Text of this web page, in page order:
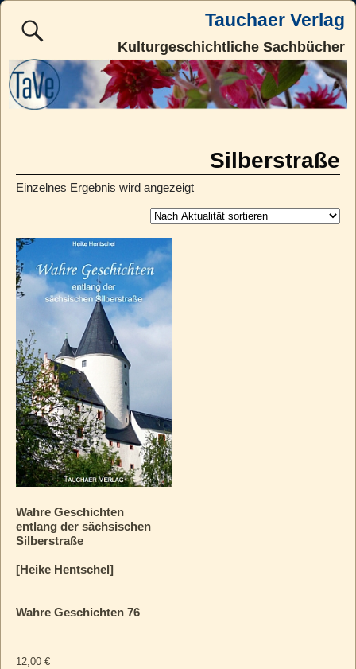
Tauchaer Verlag
Kulturgeschichtliche Sachbücher
Silberstraße
Einzelnes Ergebnis wird angezeigt
Wahre Geschichten
entlang der sächsischen
Silberstraße
[Heike Hentschel]
Wahre Geschichten 76
12,00 €